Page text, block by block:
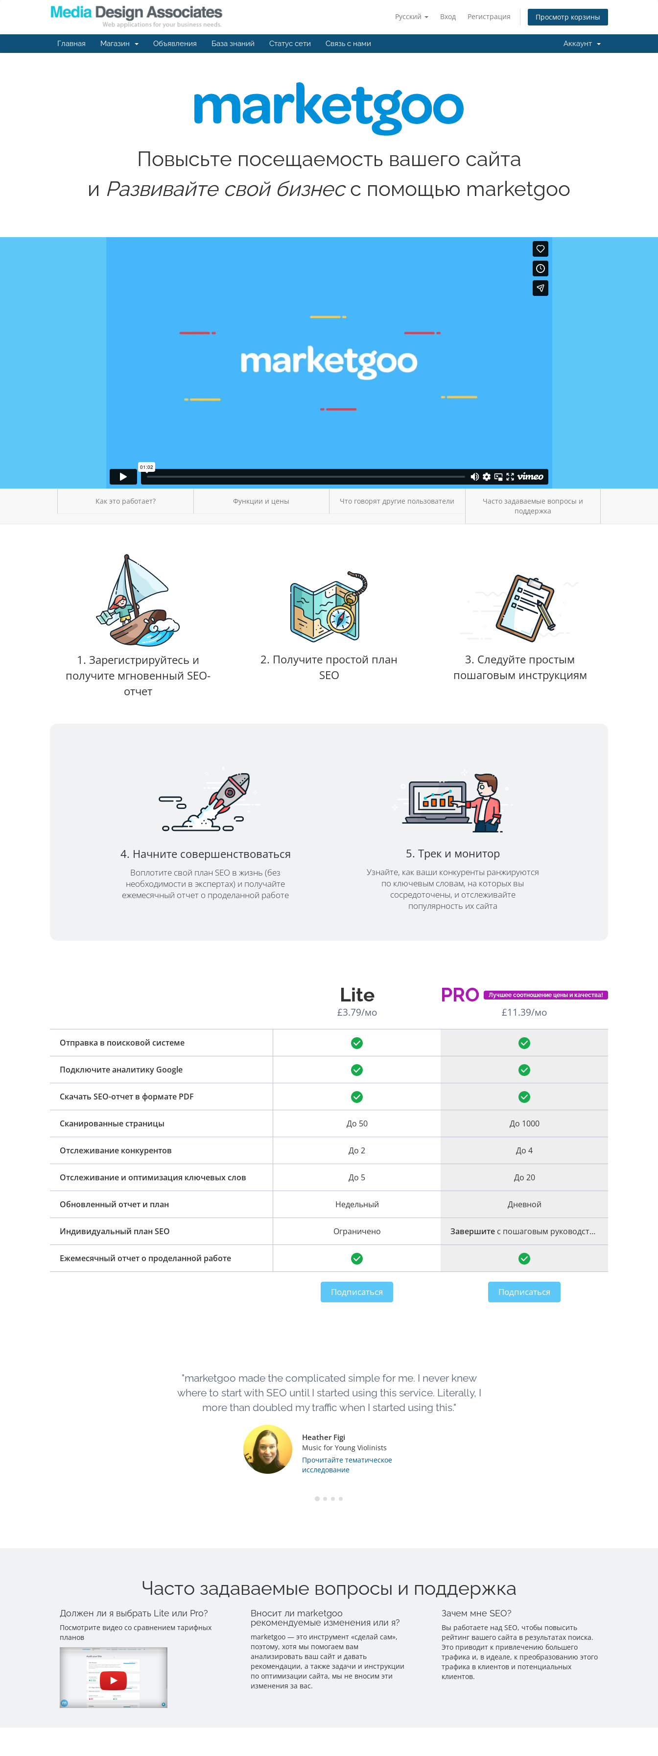
Русский Вход Регистрация Просмотр корзины
Главная Магазин Объявления База знаний Статус сети Связь с нами Аккаунт
Повысьте посещаемость вашего сайта
и Развивайте свой бизнесс помощью marketgoo
Как это работает? Функции и цены Что говорят другие пользователи
Часто задаваемые вопросы и
поддержка
1. Зарегистрируйтесь и
получите мгновенный SEO-
отчет
2. Получите простой план
SEO
3. Следуйте простым
пошаговым инструкциям
4. Начните совершенствоваться
Воплотите свой план SEO в жизнь (без
необходимости в экспертах) и получайте
ежемесячный отчет о проделанной работе
5. Трек и монитор
Узнайте, как ваши конкуренты ранжируются
по ключевым словам, на которых вы
сосредоточены, и отслеживайте
популярность их сайта
Отправка в поисковой системе
Подключите аналитику Google
Скачать SEO-отчет в формате PDF
Сканированные страницы
Отслеживание конкурентов
Отслеживание и оптимизация ключевых слов
Обновленный отчет и план
Индивидуальный план SEO
Ежемесячный отчет о проделанной работе
Lite
£3.79/мо
До 50
До 2
До 5
Недельный
Ограничено
Подписаться
PRO Лучшее соотношение цены и качества!
£11.39/мо
До 1000
До 4
До 20
Дневной
Завершите с пошаговым руководством
Подписаться
"marketgoo made the complicated simple for me. I never knew
where to start with SEO until I started using this service. Literally, I
more than doubled my traffic when I started using this."
Heather Figi
Music for Young Violinists
Прочитайте тематическое
исследование
Часто задаваемые вопросы и поддержка
Должен ли я выбрать Lite или Pro?
Посмотрите видео со сравнением тарифных
планов
Вносит ли marketgoo
рекомендуемые изменения или я?
marketgoo — это инструмент «сделай сам»,
поэтому, хотя мы помогаем вам
анализировать ваш сайт и давать
рекомендации, а также задачи и инструкции
по оптимизации сайта, мы не вносим эти
изменения за вас.
Зачем мне SEO?
Вы работаете над SEO, чтобы повысить
рейтинг вашего сайта в результатах поиска.
Это приводит к привлечению большего
трафика и, в идеале, к преобразованию этого
трафика в клиентов и потенциальных
клиентов.